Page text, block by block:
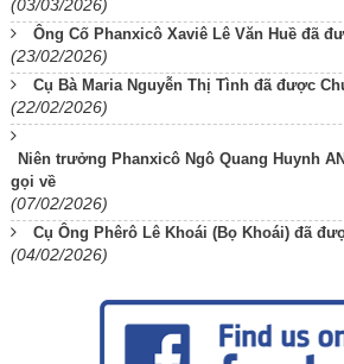
(03/03/2026)
Ông Cố Phanxicô Xaviê Lê Văn Huề đã
(23/02/2026)
Cụ Bà Maria Nguyễn Thị Tình đã được
(22/02/2026)
Niên trưởng Phanxicô Ngô Quang Huynh
gọi về
(07/02/2026)
Cụ Ông Phêrô Lê Khoái (Bọ Khoái) đã
(04/02/2026)